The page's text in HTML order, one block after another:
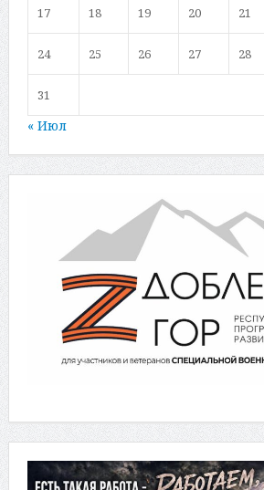
17 18 19 20 21
24 25 26 27 28
31
« Июл